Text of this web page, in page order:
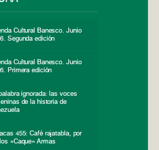
Cultural Banesco. Junio
Segunda edición
Cultural Banesco. Junio
Primera edición
ignorada: las voces
de la historia de
455: Café rajatabla, por
«Caque» Armas